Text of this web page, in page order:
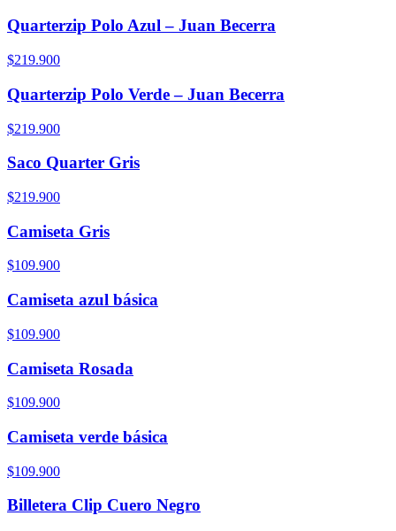
Quarterzip Polo Azul – Juan Becerra
$219.900
Quarterzip Polo Verde – Juan Becerra
$219.900
Saco Quarter Gris
$219.900
Camiseta Gris
$109.900
Camiseta azul básica
$109.900
Camiseta Rosada
$109.900
Camiseta verde básica
$109.900
Billetera Clip Cuero Negro